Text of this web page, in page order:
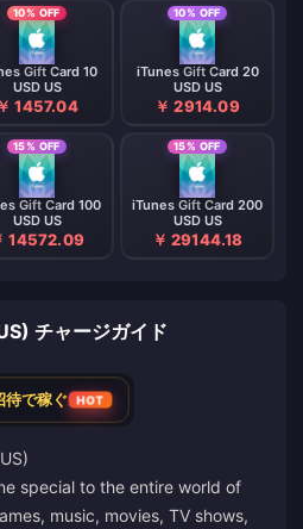
10% OFF
Gift Card 10
USD US
￥ 1457.04
10% OFF
iTunes Gift Card 20
USD US
￥ 2914.09
15% OFF
Gift Card 100
USD US
14572.09
15% OFF
iTunes Gift Card 200
USD US
￥ 29144.18
チャージガイド
待で稼ぐ HOT
special to the entire world of
music, movies, TV shows,